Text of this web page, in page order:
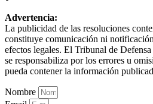
Advertencia:
La publicidad de las resoluciones
constituye comunicación ni
efectos legales. El Tribunal de
se responsabiliza por los errores u
pueda contener la información
Nombre